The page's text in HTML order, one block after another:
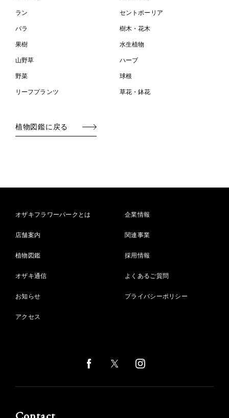
ラン セントポーリア
バラ 樹木・花木
果樹 水生植物
山野草 ハーブ
野菜 球根
リーフプランツ 草花・鉢花
植物図鑑に戻る
オザキフラワーパークとは
店舗案内
植物図鑑
オザキ通信
お知らせ
アクセス
企業情報
関連事業
採用情報
よくあるご質問
プライバシーポリシー